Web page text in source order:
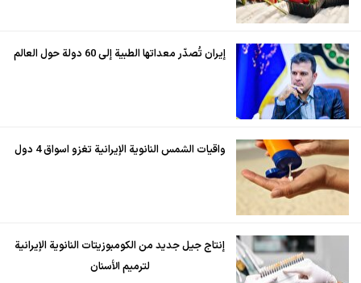
إيران تُصدّر معداتها الطبية إلى 60 دولة حول العالم
واقيات الشمس النانوية الإيرانية تغزو اسواق 4 دول
إنتاج جيل جديد من الكومبوزيتات النانوية الإيرانية
لترميم الأسنان